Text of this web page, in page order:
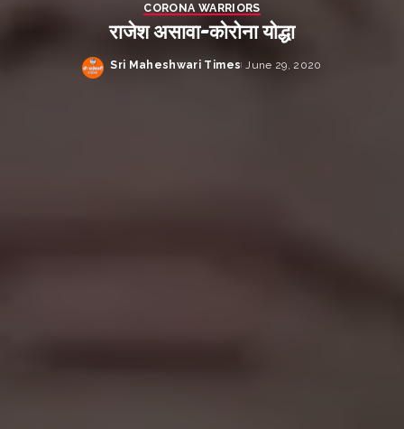
CORONA WARRIORS
राजेश असावा-कोरोना योद्धा
Posted
Sri Maheshwari Times June 29, 2020